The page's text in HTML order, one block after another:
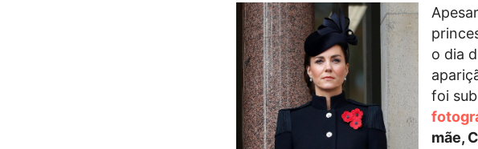
o dia
foi
mãe,